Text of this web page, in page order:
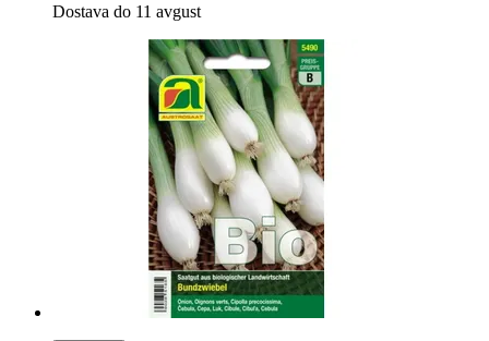
Dostava do 11 avgust